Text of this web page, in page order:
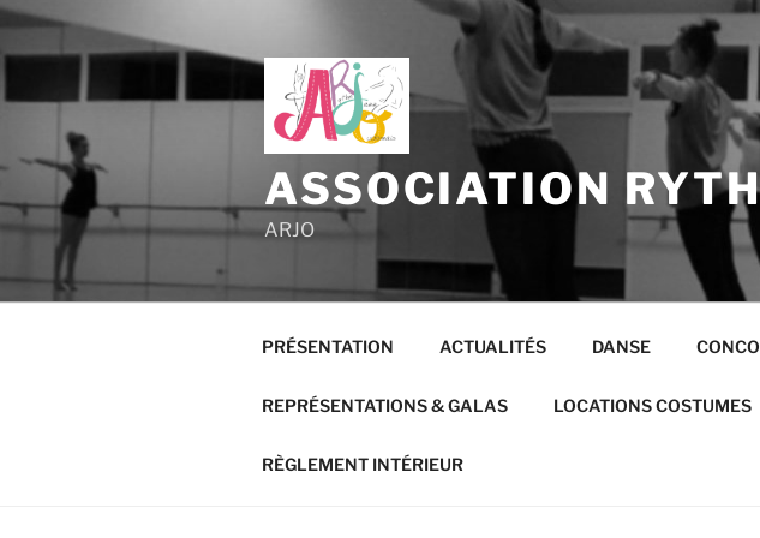
ASSOCIATION
ARJO
PRÉSENTATION ACTUALITÉS DANSE
REPRÉSENTATIONS & GALAS LOCATIONS COSTUMES
RÈGLEMENT INTÉRIEUR